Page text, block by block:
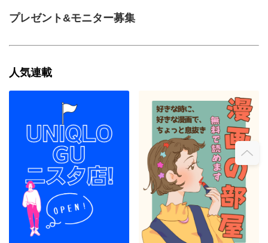
プレゼント&モニター募集
人気連載